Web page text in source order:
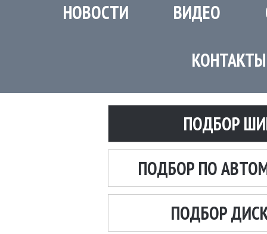
НОВОСТИ ВИДЕО
КОНТАКТЫ
ПОДБОР
ПОДБОР ПО
ПОДБОР